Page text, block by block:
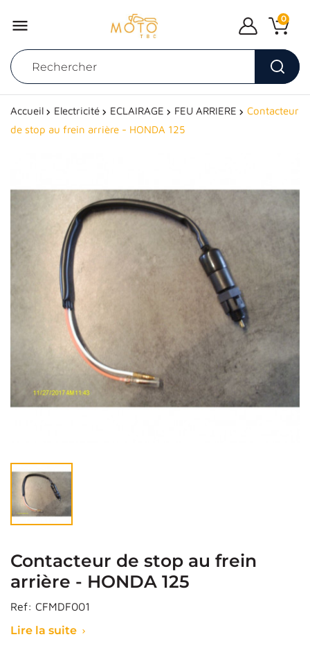
 0
Accueil Electricité ECLAIRAGE FEU ARRIERE
Contacteur
de stop au frein arrière - HONDA 125
Contacteur de stop au frein
arrière - HONDA 125
Ref: CFMDF001
Lire la suite 